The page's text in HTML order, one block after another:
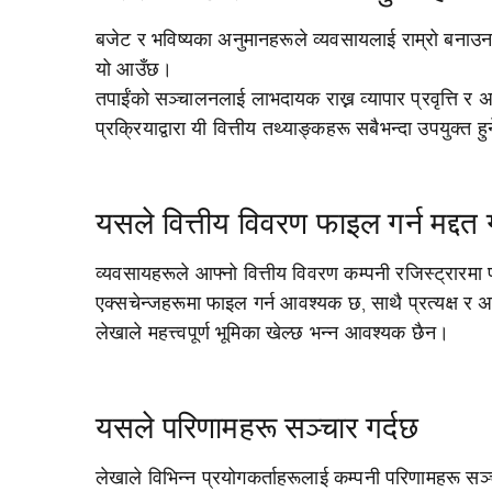
बजेट र भविष्यका अनुमानहरूले व्यवसायलाई राम्रो
यो आउँछ।
तपाईंको सञ्चालनलाई लाभदायक राख्न व्यापार
प्रक्रियाद्वारा यी वित्तीय तथ्याङ्कहरू सबैभन्दा उपयुक्त
यसले वित्तीय विवरण फाइल गर्न मद्दत
व्यवसायहरूले आफ्नो वित्तीय विवरण कम्पनी
एक्सचेन्जहरूमा फाइल गर्न आवश्यक छ, साथै प्रत्यक्ष र
लेखाले महत्त्वपूर्ण भूमिका खेल्छ भन्न आवश्यक छैन।
यसले परिणामहरू सञ्चार गर्दछ
लेखाले विभिन्न प्रयोगकर्ताहरूलाई कम्पनी परिणामहरू